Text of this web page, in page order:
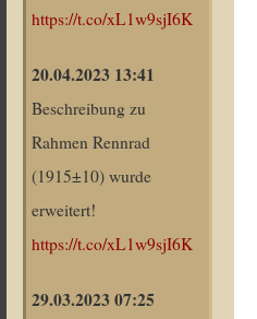
https://t.co/xL1w9sjI6K
20.04.2023 13:41
Beschreibung zu
Rahmen Rennrad
(1915±10) wurde
erweitert!
https://t.co/xL1w9sjI6K
29.03.2023 07:25